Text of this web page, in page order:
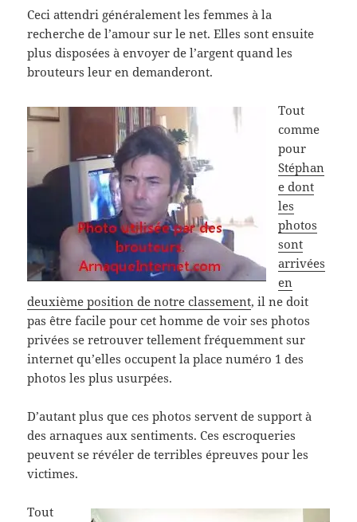
Ceci attendri généralement les femmes à la
recherche de l’amour sur le net. Elles sont ensuite
plus disposées à envoyer de l’argent quand les
brouteurs leur en demanderont.
Tout
comme
pour
Stéphan
e dont
les
photos
sont
arrivées
en
deuxième position de notre classement, il ne doit
pas être facile pour cet homme de voir ses photos
privées se retrouver tellement fréquemment sur
internet qu’elles occupent la place numéro 1 des
photos les plus usurpées.
D’autant plus que ces photos servent de support à
des arnaques aux sentiments. Ces escroqueries
peuvent se révéler de terribles épreuves pour les
victimes.
Tout